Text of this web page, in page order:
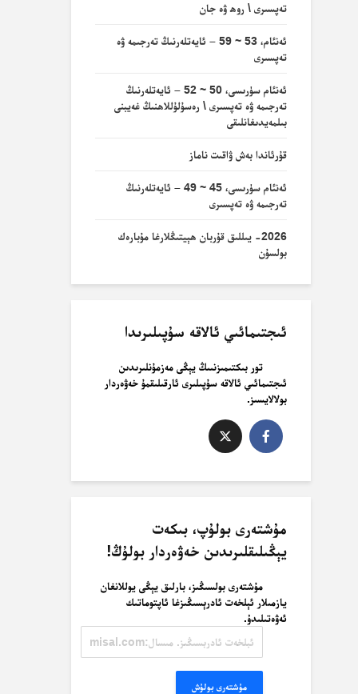
تەپسىرى \ روھ ۋە جان
ئەنئام، 53 ~ 59 – ئايەتلەرنىڭ تەرجىمە ۋە
تەپسىرى
ئەنئام سۈرىسى، 50 ~ 52 – ئايەتلەرنىڭ
تەرجىمە ۋە تەپسىرى \ رەسۇلۇللاھنىڭ غەيبنى
بىلمەيدىغانلىقى
قۇرئاندا بەش ۋاقىت ناماز
ئەنئام سۈرىسى، 45 ~ 49 – ئايەتلەرنىڭ
تەرجىمە ۋە تەپسىرى
2026- يىللىق قۇربان ھېيتىڭلارغا مۇبارەك
بولسۇن
ئىجتىمائىي ئالاقە سۇپىلىرىدا
تور بىكتىمىزنىىڭ يېڭى مەزمۇنلىرىدىن
ئىجتىمائىي ئالاقە سۇپىلىرى ئارقىلىقمۇ خەۋەردار
بولالايسىز.
مۇشتەرى بولۇپ، بىكەت
يېڭىلىقلىرىدىن خەۋەردار بولۇڭ!
مۇشتەرى بولسىڭىز، بارلىق يېڭى يوللانغان
يازمىلار ئېلخەت ئادرېسىڭىزغا ئاپتوماتىك
ئەۋەتىلىدۇ.
ئادرېسىڭىز.
مۇشتەرى بولۇش